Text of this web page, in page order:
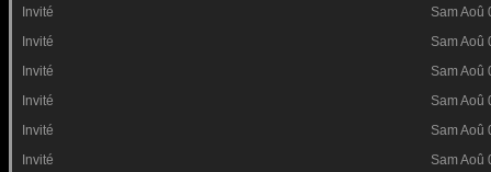
Invité
Sam Aoû
Invité
Sam Aoû
Invité
Sam Aoû
Invité
Sam Aoû
Invité
Sam Aoû
Invité
Sam Aoû